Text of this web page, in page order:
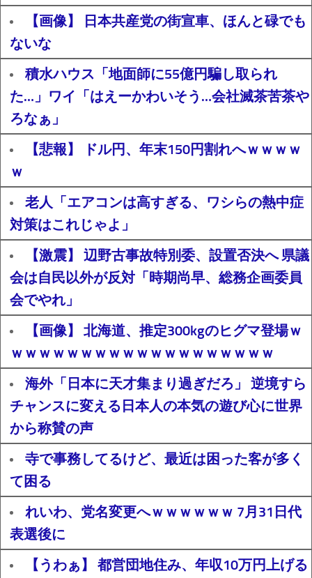
【画像】 日本共産党の街宣車、ほんと碌でも
ないな
積水ハウス「地面師に55億円騙し取られ
た…」ワイ「はえーかわいそう…会社滅茶苦茶や
ろなぁ」
【悲報】 ドル円、年末150円割れへｗｗｗｗ
ｗ
老人「エアコンは高すぎる、ワシらの熱中症
対策はこれじゃよ」
【激震】 辺野古事故特別委、設置否決へ 県議
会は自民以外が反対「時期尚早、総務企画委員
会でやれ」
【画像】 北海道、推定300kgのヒグマ登場ｗ
ｗｗｗｗｗｗｗｗｗｗｗｗｗｗｗｗｗｗｗ
海外「日本に天才集まり過ぎだろ」 逆境すら
チャンスに変える日本人の本気の遊び心に世界
から称賛の声
寺で事務してるけど、最近は困った客が多く
て困る
れいわ、党名変更へｗｗｗｗｗｗ 7月31日代
表選後に
【うわぁ】 都営団地住み、年収10万円上げる